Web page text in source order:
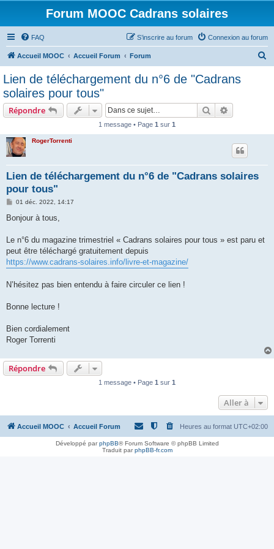
Forum MOOC Cadrans solaires
FAQ Connexion au forum
S’inscrire au forum
Accueil MOOC Accueil Forum Forum
Lien de téléchargement du n°6 de "Cadrans
solaires pour tous"
Répondre Rechercher
1 message • Page 1 sur 1
RogerTorrenti
Lien de téléchargement du n°6 de "Cadrans solaires
pour tous"
M
s
g
01 déc. 2022, 14:17
Bonjour à tous,
Le n°6 du magazine trimestriel « Cadrans solaires pour tous » est paru et
peut être téléchargé gratuitement depuis
https://www.cadrans-solaires.info/livre-et-magazine/
N’hésitez pas bien entendu à faire circuler ce lien !
Bonne lecture !
Bien cordialement
Roger Torrenti
Répondre
1 message • Page 1 sur 1
Aller à
Accueil MOOC Accueil Forum Heures au format UTC+02:00
Développé parphpBB® Forum Software © phpBB Limited
Traduit parphpBB-fr.com